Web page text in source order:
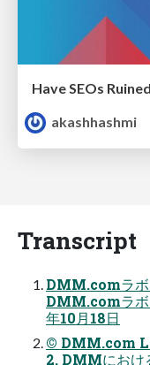
akashhashmi
Transcript
DMM.comラ
DMM.comラボ
年10⽉18⽇
© DMM.com
2. DMMにおけ